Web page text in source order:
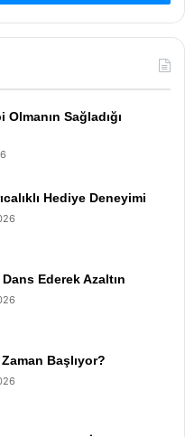
Olmanın Sağladığı
Hediye Deneyimi
Ederek Azaltın
Başlıyor?